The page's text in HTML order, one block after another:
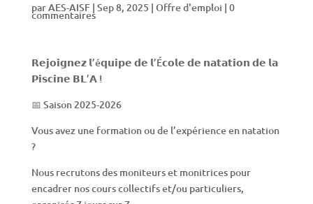
parAES-AISF| Sep 8, 2025 | Offre d'emploi | 0
commentaires
𝗥𝗲𝗷𝗼𝗶𝗴𝗻𝗲𝘇 𝗹’é𝗾𝘂𝗶𝗽𝗲 𝗱𝗲 𝗹’É𝗰𝗼𝗹𝗲 𝗱𝗲 𝗻𝗮𝘁𝗮𝘁𝗶𝗼𝗻 𝗱𝗲 𝗹𝗮
𝗣𝗶𝘀𝗰𝗶𝗻𝗲 𝗕𝗟’𝗔 !
📅 Saison 2025-2026
Vous avez une formation ou de l’expérience en natation
?
Nous recrutons des moniteurs et monitrices pour
encadrer nos cours collectifs et/ou particuliers,